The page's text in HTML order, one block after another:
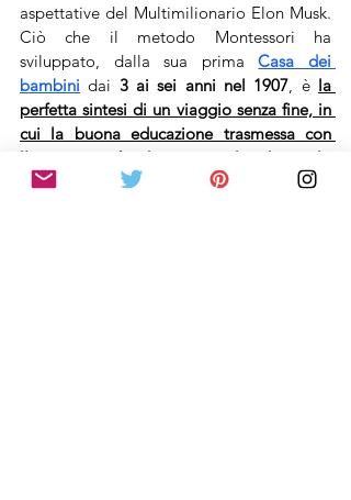
aspettative del Multimilionario Elon Musk.
Ciò che il metodo Montessori ha
sviluppato, dalla sua prima Casa dei
bambini dai 3 ai sei anni nel 1907, è la
perfetta sintesi di un viaggio senza fine, in
cui la buona educazione trasmessa con
l'istruzione più adeguata rivolta al singolo
bambino, può riservare solo e sempre